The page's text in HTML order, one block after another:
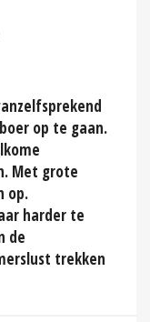
op te gaan.
Met grote
op.
harder te
de
trekken